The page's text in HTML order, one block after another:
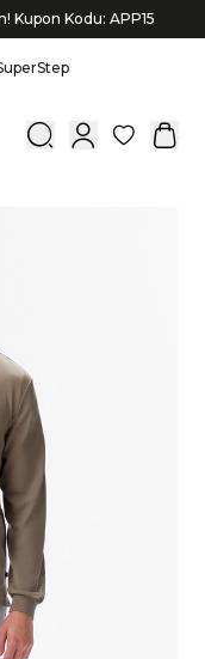
Kupon Kodu: APP15
0